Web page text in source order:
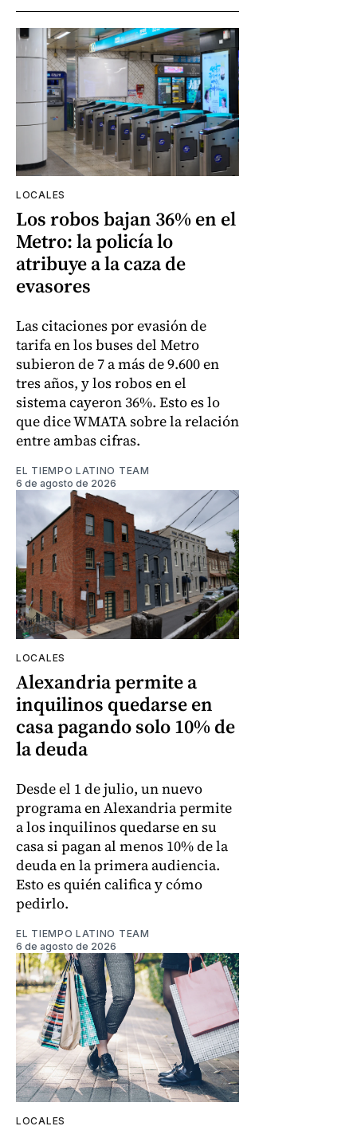
LOCALES
Los robos bajan 36% en el
Metro: la policía lo
atribuye a la caza de
evasores
Las citaciones por evasión de
tarifa en los buses del Metro
subieron de 7 a más de 9.600 en
tres años, y los robos en el
sistema cayeron 36%. Esto es lo
que dice WMATA sobre la relación
entre ambas cifras.
EL TIEMPO LATINO TEAM
6 de agosto de 2026
LOCALES
Alexandria permite a
inquilinos quedarse en
casa pagando solo 10% de
la deuda
Desde el 1 de julio, un nuevo
programa en Alexandria permite
a los inquilinos quedarse en su
casa si pagan al menos 10% de la
deuda en la primera audiencia.
Esto es quién califica y cómo
pedirlo.
EL TIEMPO LATINO TEAM
6 de agosto de 2026
LOCALES